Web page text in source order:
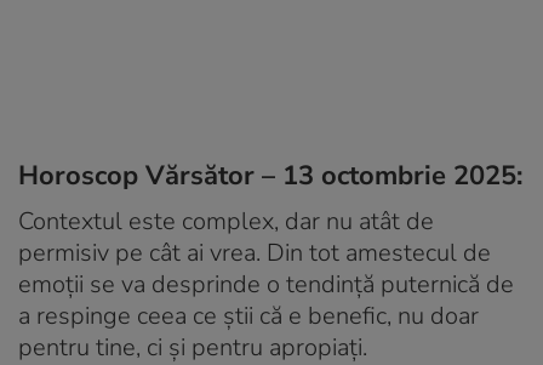
Horoscop Vărsător – 13 octombrie 2025:
Contextul este complex, dar nu atât de
permisiv pe cât ai vrea. Din tot amestecul de
emoții se va desprinde o tendință puternică de
a respinge ceea ce știi că e benefic, nu doar
pentru tine, ci și pentru apropiați.